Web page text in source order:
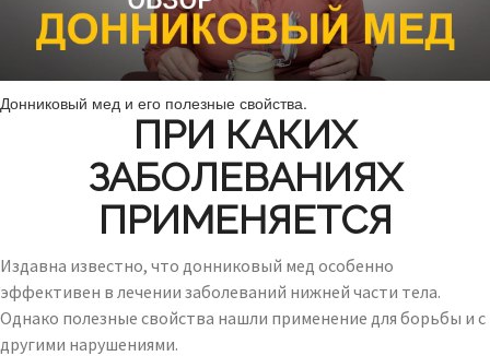
Донниковый мед и его полезные свойства.
ПРИ КАКИХ
ЗАБОЛЕВАНИЯХ
ПРИМЕНЯЕТСЯ
Издавна известно, что донниковый мед особенно
эффективен в лечении заболеваний нижней части тела.
Однако полезные свойства нашли применение для борьбы и с
другими нарушениями.